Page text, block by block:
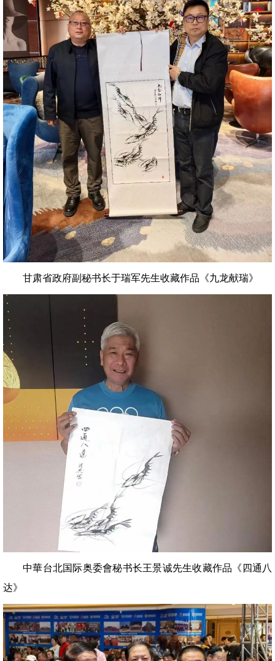
甘肃省政府副秘书长于瑞军先生收藏作品《九龙献瑞》
中華台北国际奥委會秘书长王景诚先生收藏作品《四通八
达》